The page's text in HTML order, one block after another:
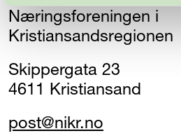
Næringsforeningen i
Kristiansandsregionen
Skippergata 23
4611 Kristiansand
post@nikr.no